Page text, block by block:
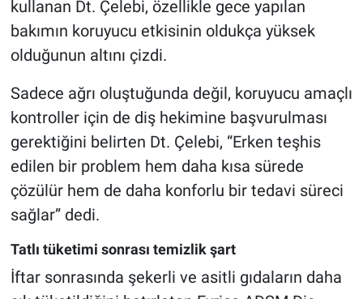
kullanan Dt. Çelebi, özellikle gece yapılan
bakımın koruyucu etkisinin oldukça yüksek
olduğunun altını çizdi.
Sadece ağrı oluştuğunda değil, koruyucu amaçlı
kontroller için de diş hekimine başvurulması
gerektiğini belirten Dt. Çelebi, “Erken teşhis
edilen bir problem hem daha kısa sürede
çözülür hem de daha konforlu bir tedavi süreci
sağlar” dedi.
Tatlı tüketimi sonrası temizlik şart
İftar sonrasında şekerli ve asitli gıdaların daha